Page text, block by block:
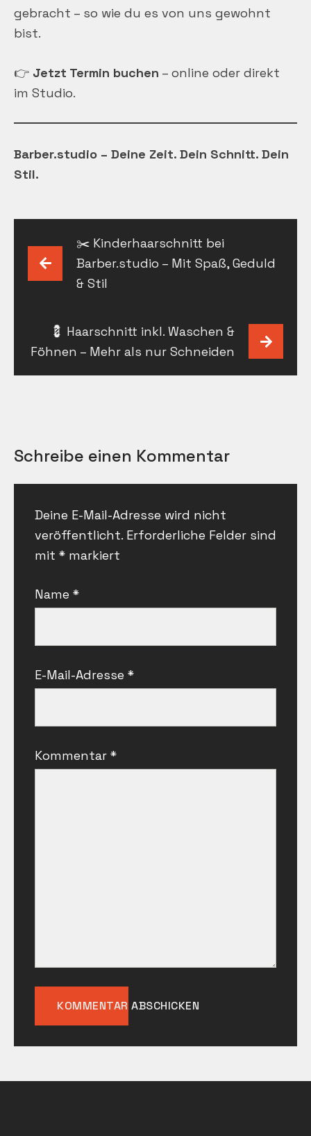
gebracht – so wie du es von uns gewohnt
bist.
👉 Jetzt Termin buchen – online oder direkt
im Studio.
Barber.studio – Deine Zeit. Dein Schnitt. Dein
Stil.
Beitragsnavigation
✂️ Kinderhaarschnitt bei
Barber.studio – Mit Spaß, Geduld
& Stil
💈 Haarschnitt inkl. Waschen &
Föhnen – Mehr als nur Schneiden
Schreibe einen Kommentar
Deine E-Mail-Adresse wird nicht
veröffentlicht. Erforderliche Felder sind
mit * markiert
Name *
E-Mail-Adresse *
Kommentar *